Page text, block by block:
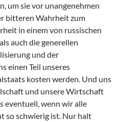
um sie vor unangenehmen
bitteren Wahrheit zum
in einem von russischen
auch die generellen
und der
einen Teil unseres
kosten werden. Und uns
und unsere Wirtschaft
eventuell, wenn wir alle
so schwierig ist. Nur halt